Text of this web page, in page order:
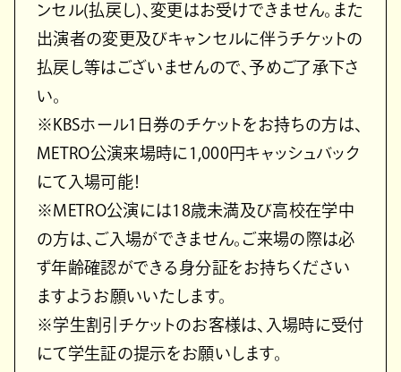
ンセル(払戻し)、変更はお受けできません。また
出演者の変更及びキャンセルに伴うチケットの
払戻し等はございませんので、予めご了承下さ
い。
※KBSホール1日券のチケットをお持ちの方は、
METRO公演来場時に1,000円キャッシュバック
にて入場可能！
※METRO公演には18歳未満及び高校在学中
の方は、ご入場ができません。ご来場の際は必
ず年齢確認ができる身分証をお持ちください
ますようお願いいたします。
※学生割引チケットのお客様は、入場時に受付
にて学生証の提示をお願いします。